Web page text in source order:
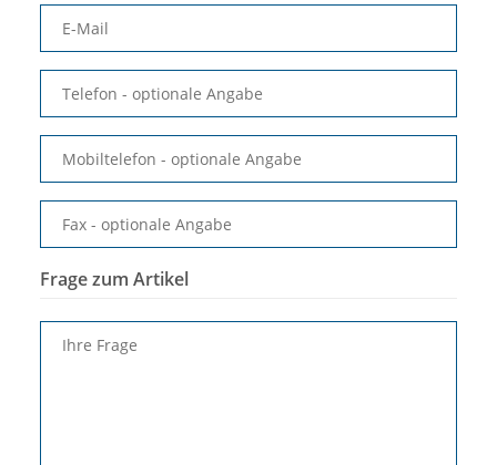
E-Mail
Telefon - optionale Angabe
Mobiltelefon - optionale Angabe
Fax - optionale Angabe
Frage zum Artikel
Ihre Frage